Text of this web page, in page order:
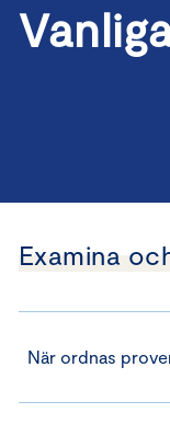
Examina
När ordnas